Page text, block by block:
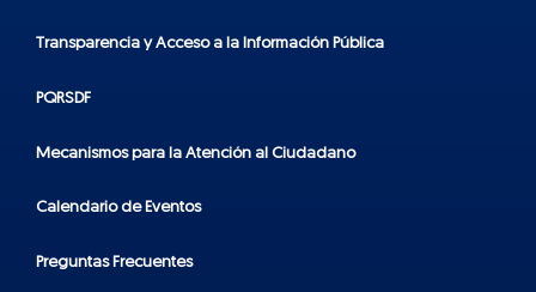
Transparencia y Acceso a la Información Pública
PQRSDF
Mecanismos para la Atención al Ciudadano
Calendario de Eventos
Preguntas Frecuentes